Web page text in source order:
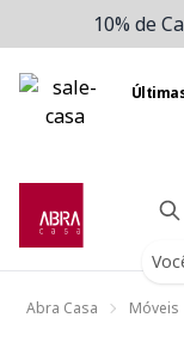
10% de
Abra Casa Móveis